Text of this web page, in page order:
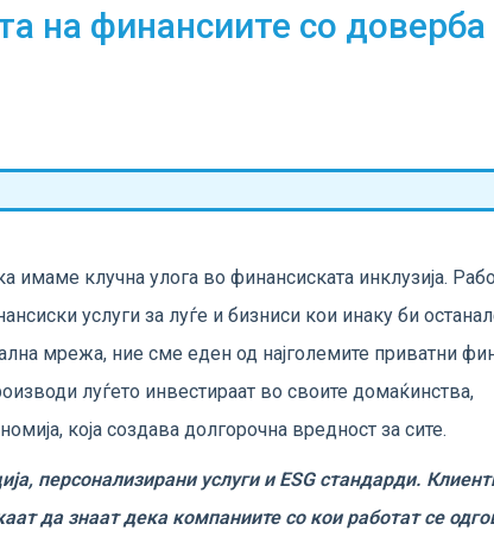
на финансиите со доверба
имаме клучна улога во финансиската инклузија.
услуги за луѓе и бизниси кои инаку би
мрежа, ние сме еден од најголемите приватни
луѓето инвестираат во своите домаќинства,
која создава долгорочна вредност за сите.
персонализирани услуги и ESG стандарди.
да знаат дека компаниите со кои работат се